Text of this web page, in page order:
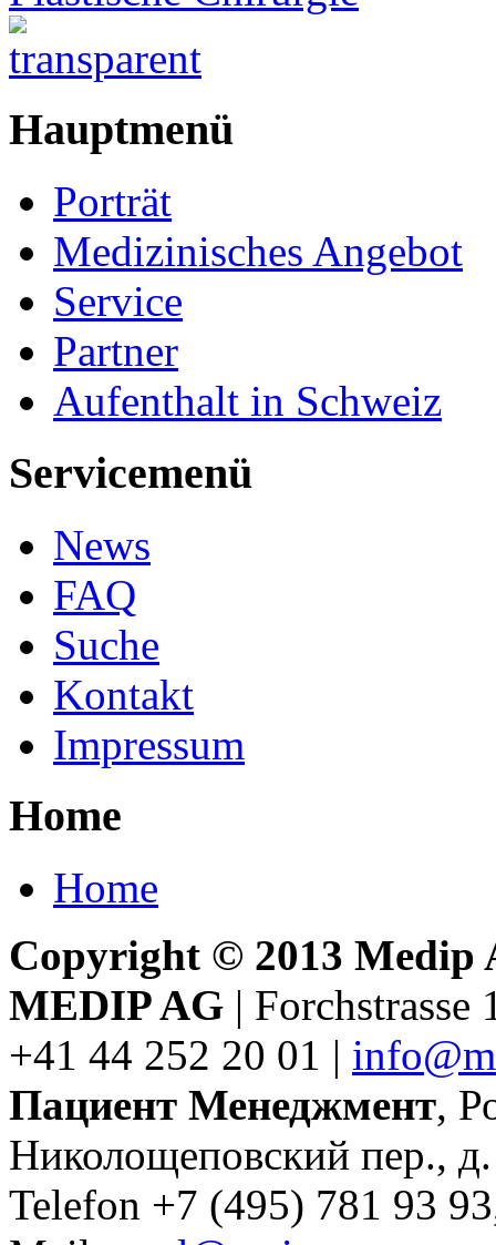
Hauptmenü
Porträt
Medizinisches Angebot
Service
Partner
Aufenthalt in Schweiz
Servicemenü
News
FAQ
Suche
Kontakt
Impressum
Home
Home
Copyright © 2013 Medip
MEDIP AG |
+41 44 252 20 01 |
Пациент Менеджмент,
Николощеповский пер.,
Telefon +7 (495) 781 93